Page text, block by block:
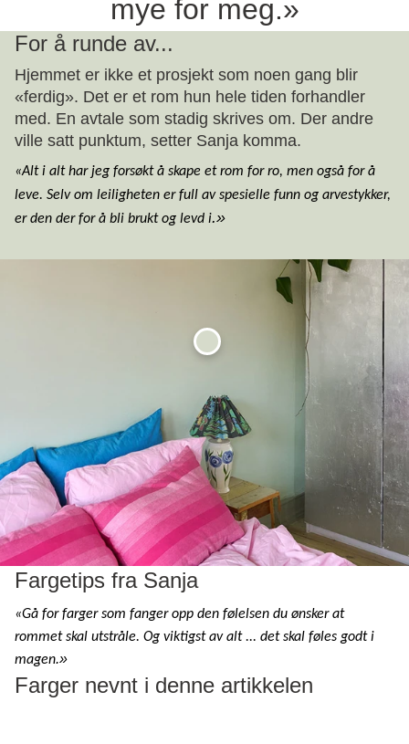
mye for meg.»
For å runde av...
Hjemmet er ikke et prosjekt som noen gang blir
«ferdig». Det er et rom hun hele tiden forhandler
med. En avtale som stadig skrives om. Der andre
ville satt punktum, setter Sanja komma.
«Alt i alt har jeg forsøkt å skape et rom for ro, men også for å
leve. Selv om leiligheten er full av spesielle funn og arvestykker,
er den der for å bli brukt og levd i.»
Fargetips fra Sanja
«Gå for farger som fanger opp den følelsen du ønsker at
rommet skal utstråle. Og viktigst av alt ... det skal føles godt i
magen.»
Farger nevnt i denne artikkelen